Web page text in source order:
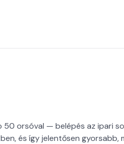
orsóval — belépés az ipari
és így jelentősen gyorsabb,